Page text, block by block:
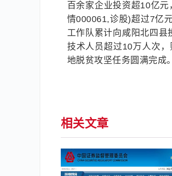
百余家企业投资超10亿
情000061,诊股)超过7亿
工作队累计向咸阳北四县
技术人员超过10万人次
地脱贫攻坚任务圆满完成。
相关文章